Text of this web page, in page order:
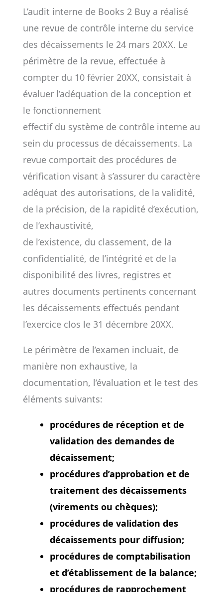
L’audit interne de Books 2 Buy a réalisé
une revue de contrôle interne du service
des décaissements le 24 mars 20XX. Le
périmètre de la revue, effectuée à
compter du 10 février 20XX, consistait à
évaluer l’adéquation de la conception et
le fonctionnement
effectif du système de contrôle interne au
sein du processus de décaissements. La
revue comportait des procédures de
vérification visant à s’assurer du caractère
adéquat des autorisations, de la validité,
de la précision, de la rapidité d’exécution,
de l’exhaustivité,
de l’existence, du classement, de la
confidentialité, de l’intégrité et de la
disponibilité des livres, registres et
autres documents pertinents concernant
les décaissements effectués pendant
l’exercice clos le 31 décembre 20XX.
Le périmètre de l’examen incluait, de
manière non exhaustive, la
documentation, l’évaluation et le test des
éléments suivants:
procédures de réception et de
validation des demandes de
décaissement;
procédures d’approbation et de
traitement des décaissements
(virements ou chèques);
procédures de validation des
décaissements pour diffusion;
procédures de comptabilisation
et d’établissement de la balance;
procédures de rapprochement